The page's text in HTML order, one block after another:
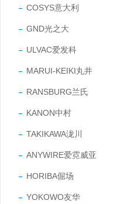
COSYS意大利
GND光之大
ULVAC爱发科
MARUI-KEIKI丸井
RANSBURG兰氏
KANON中村
TAKIKAWA泷川
ANYWIRE爱霓威亚
HORIBA倔场
YOKOWO友华